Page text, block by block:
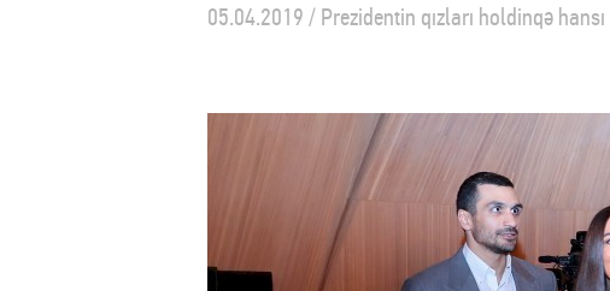
05.04.2019 / Prezidentin qızları holdinqə